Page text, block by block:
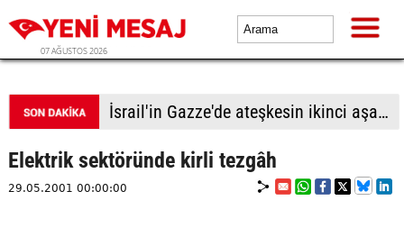
07 AĞUSTOS 2026
İsrail'in Gazze'de ateşkesin ikinci aşamasının uygulanmasına ilişkin yeni yol haritasını reddettiği bildirildi
Elektrik sektöründe kirli tezgâh
29.05.2001 00:00:00